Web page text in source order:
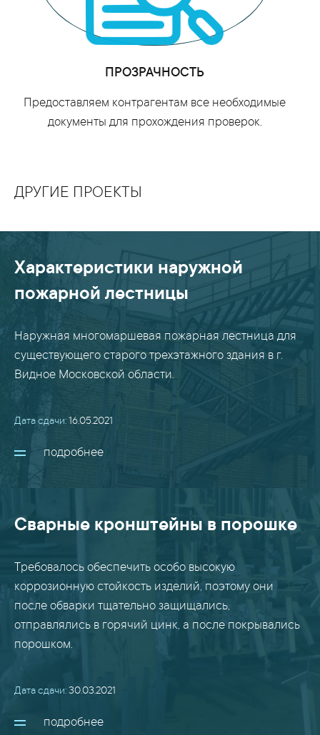
ПРОЗРАЧНОСТЬ
Предоставляем контрагентам все необходимые
документы для прохождения проверок.
ДРУГИЕ ПРОЕКТЫ
Характеристики наружной
пожарной лестницы
Наружная многомаршевая пожарная лестница для
существующего старого трехэтажного здания в г.
Видное Московской области.
Дата сдачи:16.05.2021
подробнее
Сварные кронштейны в порошке
Требовалось обеспечить особо высокую
коррозионную стойкость изделий, поэтому они
после обварки тщательно защищались,
отправлялись в горячий цинк, а после покрывались
порошком.
Дата сдачи:30.03.2021
подробнее